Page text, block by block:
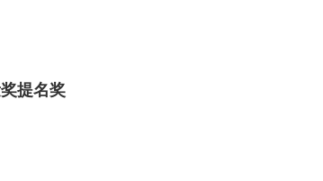
提名奖